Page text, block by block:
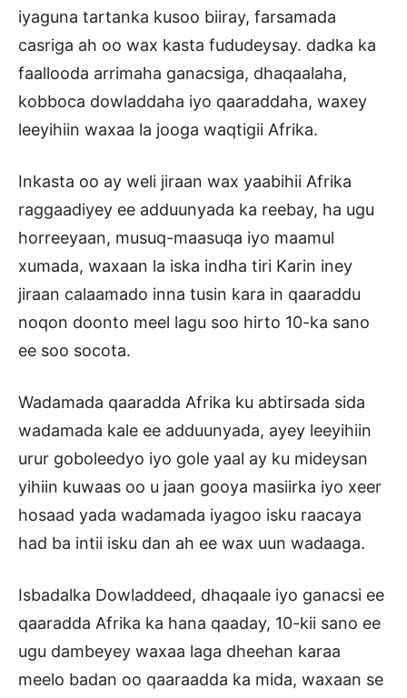
iyaguna tartanka kusoo biiray, farsamada
casriga ah oo wax kasta fududeysay. dadka ka
faallooda arrimaha ganacsiga, dhaqaalaha,
kobboca dowladdaha iyo qaaraddaha, waxey
leeyihiin waxaa la jooga waqtigii Afrika.
Inkasta oo ay weli jiraan wax yaabihii Afrika
raggaadiyey ee adduunyada ka reebay, ha ugu
horreeyaan, musuq-maasuqa iyo maamul
xumada, waxaan la iska indha tiri Karin iney
jiraan calaamado inna tusin kara in qaaraddu
noqon doonto meel lagu soo hirto 10-ka sano
ee soo socota.
Wadamada qaaradda Afrika ku abtirsada sida
wadamada kale ee adduunyada, ayey leeyihiin
urur goboleedyo iyo gole yaal ay ku mideysan
yihiin kuwaas oo u jaan gooya masiirka iyo xeer
hosaad yada wadamada iyagoo isku raacaya
had ba intii isku dan ah ee wax uun wadaaga.
Isbadalka Dowladdeed, dhaqaale iyo ganacsi ee
qaaradda Afrika ka hana qaaday, 10-kii sano ee
ugu dambeyey waxaa laga dheehan karaa
meelo badan oo qaaraadda ka mida, waxaan se